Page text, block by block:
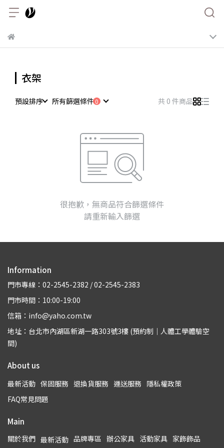
衣架
預設排序 所有篩選條件 共 0 件商品
很抱歉，無商品符合篩選條件
請重新輸入篩選
Information
門市專線：02-2545-2382 / 02-2545-2383
門市時間：10:00-19:00
信箱：info@yaho.com.tw
地址：台北市內湖區新湖一路303號3樓 (預約制｜人體工學體驗空
間)
About us
最新活動 保固服務 退換貨服務 運送服務 隱私權政策
FAQ常見問題
Main
關於我們 最新活動 品牌專區 辦公家具 活動家具 家飾飾品